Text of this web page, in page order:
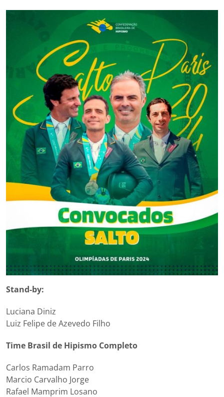
Stand-by:
Luciana Diniz
Luiz Felipe de Azevedo Filho
Time Brasil de Hipismo Completo
Carlos Ramadam Parro
Marcio Carvalho Jorge
Rafael Mamprim Losano